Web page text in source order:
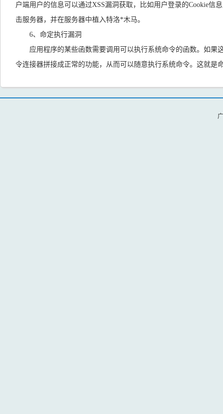
户端用户的信息可以通过XSS漏洞获取，比如用户登录的Cookie信
击服务器，并在服务器中植入特洛*木马。
6、命定执行漏洞
应用程序的某些函数需要调用可以执行系统命令的函数。如
令连接器拼接成正常的功能，从而可以随意执行系统命令。这就是